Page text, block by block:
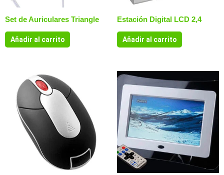
Set de Auriculares Triangle
Añadir al carrito
Estación Digital LCD 2,4
Añadir al carrito